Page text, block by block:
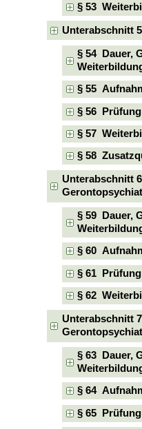
§ 53
Unterabschnitt
§ 54 Dauer,
§ 55
§ 56 Prüfung
§ 57
§ 58
Unterabschnitt
§ 59 Dauer,
§ 60
§ 61 Prüfung
§ 62
Unterabschnitt
§ 63 Dauer,
§ 64
§ 65 Prüfung